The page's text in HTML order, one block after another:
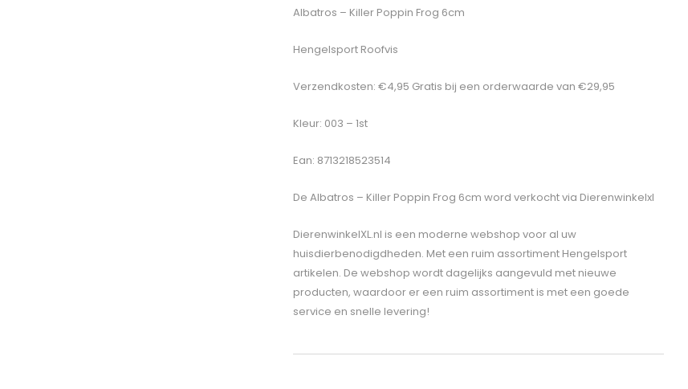
Albatros – Killer Poppin Frog 6cm
Hengelsport Roofvis
Verzendkosten: €4,95 Gratis bij een orderwaarde van €29,95
Kleur: 003 – 1st
Ean: 8713218523514
De Albatros – Killer Poppin Frog 6cm word verkocht via Dierenwinkelxl
DierenwinkelXL.nl is een moderne webshop voor al uw
huisdierbenodigdheden. Met een ruim assortiment Hengelsport
artikelen. De webshop wordt dagelijks aangevuld met nieuwe
producten, waardoor er een ruim assortiment is met een goede
service en snelle levering!